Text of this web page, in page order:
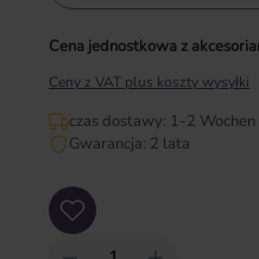
Cena jednostkowa z
Ceny z VAT plus koszty wysyłki
czas dostawy: 1-2 Wochen
Gwarancja: 2 lata
Ilość produktu: Wprowadź